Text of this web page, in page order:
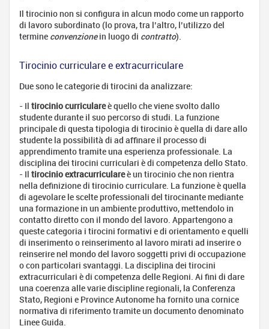
Definisci
il tuo
Trova
un
lavoro
Prepara
la tua
partenza
Scambi
Italia -
Francia
Schede
delle
professioni
Bibliotecario
- Assistente
di biblioteca
Archivista
Archeologo
Antropologo
Impiegato
amministrativo
Il tirocinio non si configura in alcun modo come un rapporto
di lavoro subordinato (lo prova, tra l’altro, l’utilizzo del
termine convenzionein luogo di contratto).
Tirocinio curriculare e extracurriculare
Due sono le categorie di tirocini da analizzare:
- Il tirocinio curriculareè quello che viene svolto dallo
studente durante il suo percorso di studi. La funzione
principale di questa tipologia di tirocinio è quella di dare allo
studente la possibilità di ad affinare il processo di
apprendimento tramite una esperienza professionale. La
disciplina dei tirocini curriculari è di competenza dello Stato.
- Il tirocinio extracurriculareè un tirocinio che non rientra
nella definizione di tirocinio curriculare. La funzione è quella
di agevolare le scelte professionali del tirocinante mediante
una formazione in un ambiente produttivo, mettendolo in
contatto diretto con il mondo del lavoro. Appartengono a
queste categoria i tirocini formativi e di orientamento e quelli
di inserimento o reinserimento al lavoro mirati ad inserire o
reinserire nel mondo del lavoro soggetti privi di occupazione
o con particolari svantaggi. La disciplina dei tirocini
extracurriculari è di competenza delle Regioni. Ai fini di dare
una coerenza alle varie discipline regionali, la Conferenza
Stato, Regioni e Province Autonome ha fornito una cornice
normativa di riferimento tramite un documento denominato
Linee Guida.